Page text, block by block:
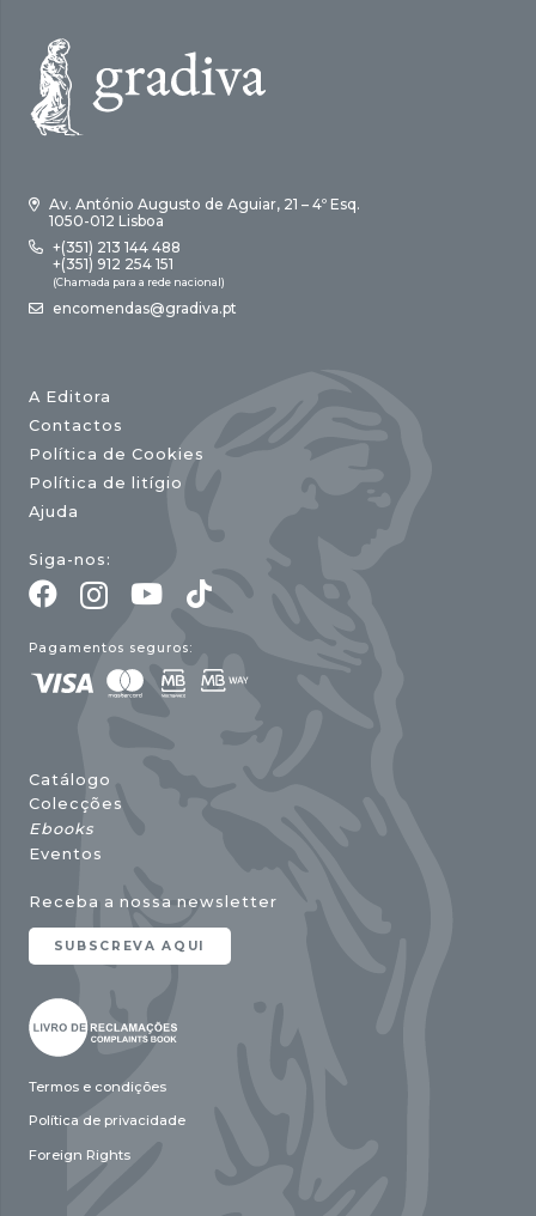
Av. António Augusto de Aguiar, 21 – 4º Esq.
1050-012 Lisboa
+(351) 213 144 488
+(351) 912 254 151
(Chamada para a rede nacional)
encomendas@gradiva.pt
A Editora
Contactos
Política de Cookies
Política de litígio
Ajuda
Siga-nos:
Pagamentos seguros:
Catálogo
Colecções
Ebooks
Eventos
Receba a nossa newsletter
SUBSCREVA AQUI
Termos e condições
Política de privacidade
Foreign Rights